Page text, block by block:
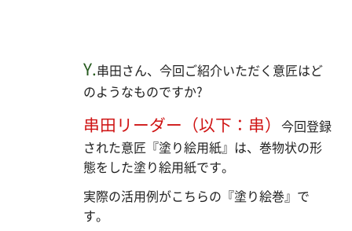
Y.串田さん、今回ご紹介いただく意匠はど
のようなものですか?
串田リーダー（以下：串）
今回登録
された意匠『塗り絵用紙』は、巻物状の形
態をした塗り絵用紙です。
実際の活用例がこちらの『塗り絵巻』で
す。